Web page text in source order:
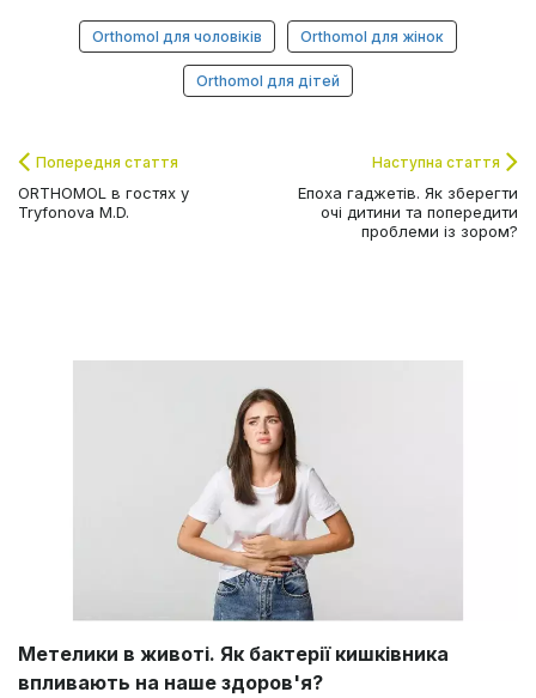
Метелики в животі. Як бактерії кишківника
впливають на наше здоров'я?
Orthomol для чоловіків Orthomol для жінок
Orthomol для дітей
Попередня стаття
ORTHOMOL в гостях у
Tryfonova M.D.
Наступна стаття
Епоха гаджетів. Як зберегти
очі дитини та попередити
проблеми із зором?